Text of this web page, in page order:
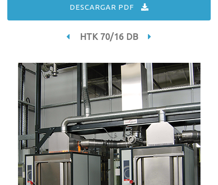
DESCARGAR PDF
HTK 70/16 DB